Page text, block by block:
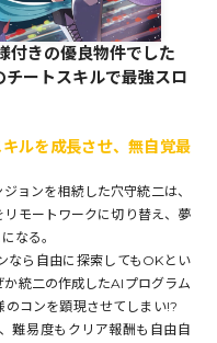
ェ
付きの優良物件でした
ートスキルで最強スロ
ルを成長させ、無自覚最
ョンを相続した穴守統二は、
モートワークに切り替え、夢
なる。
なら自由に探索してもOKとい
統二の作成したAIプログラム
のコンを顕現させてしまい!?
難易度もクリア報酬も自由自